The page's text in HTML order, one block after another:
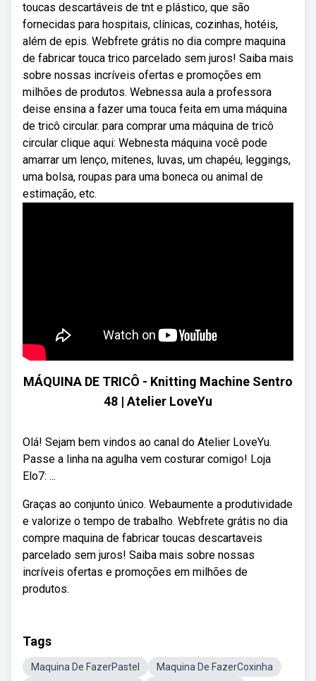
toucas descartáveis de tnt e plástico, que são
fornecidas para hospitais, clínicas, cozinhas, hotéis,
além de epis. Webfrete grátis no dia compre maquina
de fabricar touca trico parcelado sem juros! Saiba mais
sobre nossas incríveis ofertas e promoções em
milhões de produtos. Webnessa aula a professora
deise ensina a fazer uma touca feita em uma máquina
de tricô circular. para comprar uma máquina de tricô
circular clique aqui: Webnesta máquina você pode
amarrar um lenço, mitenes, luvas, um chapéu, leggings,
uma bolsa, roupas para uma boneca ou animal de
estimação, etc.
MÁQUINA DE TRICÔ - Knitting Machine Sentro
48 | Atelier LoveYu
Olá! Sejam bem vindos ao canal do Atelier LoveYu.
Passe a linha na agulha vem costurar comigo! Loja
Elo7: ...
Graças ao conjunto único. Webaumente a produtividade
e valorize o tempo de trabalho. Webfrete grátis no dia
compre maquina de fabricar toucas descartaveis
parcelado sem juros! Saiba mais sobre nossas
incríveis ofertas e promoções em milhões de
produtos.
Tags
Maquina De FazerPastel Maquina De FazerCoxinha